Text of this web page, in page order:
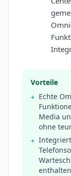
Vorteile
+ Echte
Media
ohne
+